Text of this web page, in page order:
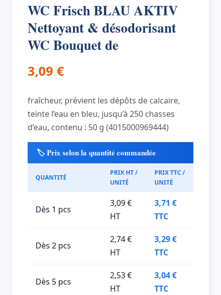
WC Frisch BLAU AKTIV
Nettoyant & désodorisant
WC Bouquet de
3,09 €
fraîcheur, prévient les dépôts de calcaire,
teinte l’eau en bleu, jusqu’à 250 chasses
d’eau, contenu : 50 g (4015000969444)
🏷️ Prix selon la quantité commandée
QUANTITÉ
PRIX HT /
UNITÉ
PRIX TTC /
UNITÉ
Dès 1 pcs
3,09 €
HT
3,71 €
TTC
Dès 2 pcs
2,74 €
HT
3,29 €
TTC
Dès 5 pcs
2,53 €
HT
3,04 €
TTC